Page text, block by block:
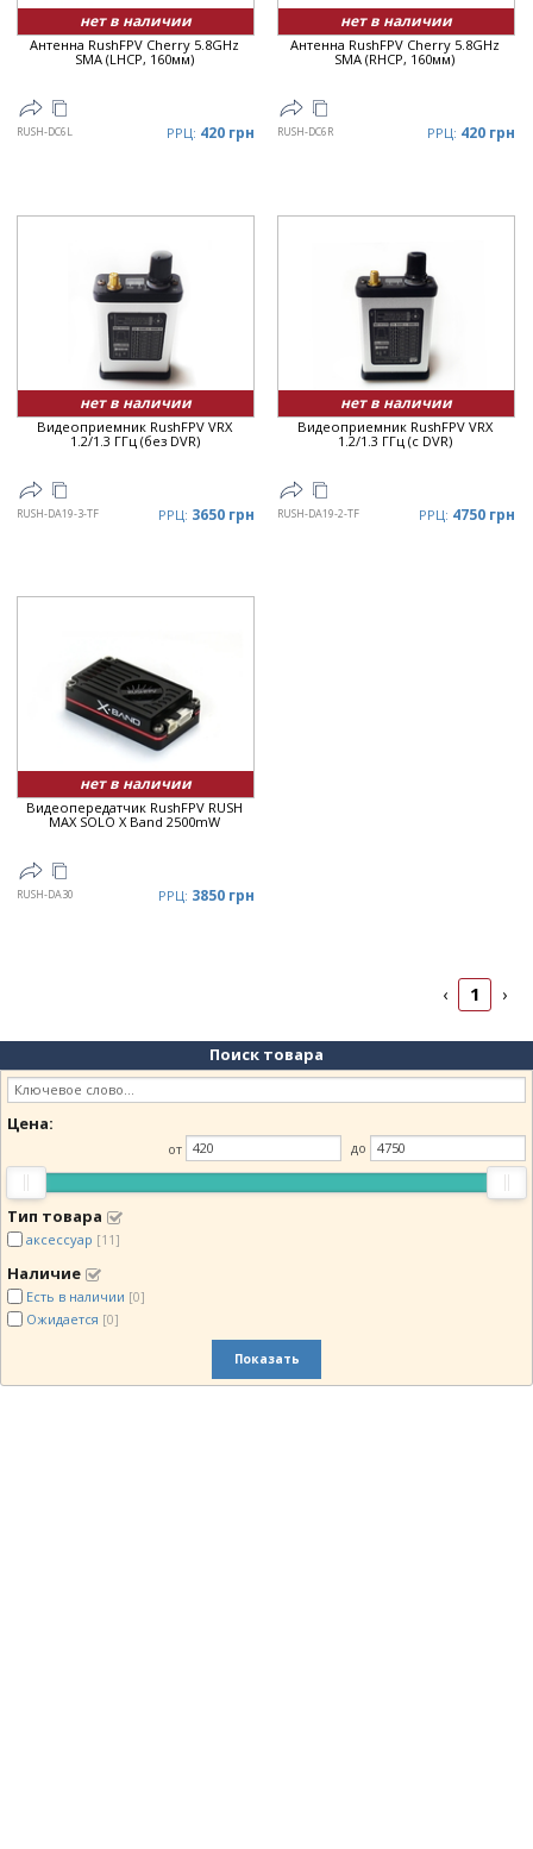
нет в наличии
Антенна RushFPV Cherry 5.8GHz
SMA (LHCP, 160мм)
RUSH-DC6L РРЦ: 420 грн
нет в наличии
Антенна RushFPV Cherry 5.8GHz
SMA (RHCP, 160мм)
RUSH-DC6R РРЦ: 420 грн
нет в наличии
Видеоприемник RushFPV VRX
1.2/1.3 ГГц (без DVR)
RUSH-DA19-3-TF РРЦ: 3650 грн
нет в наличии
Видеоприемник RushFPV VRX
1.2/1.3 ГГц (с DVR)
RUSH-DA19-2-TF РРЦ: 4750 грн
нет в наличии
Видеопередатчик RushFPV RUSH
MAX SOLO X Band 2500mW
RUSH-DA30 РРЦ: 3850 грн
‹ 1 ›
Поиск товара
Цена:
от до
Тип товара
аксессуар [11]
Наличие
Есть в наличии [0]
Ожидается [0]
Показать